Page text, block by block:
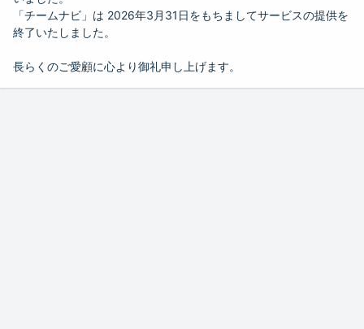
「チームナビ」は 2026年3月31日をもちましてサービスの提供を
終了いたしました。
長らくのご愛顧に心より御礼申し上げます。